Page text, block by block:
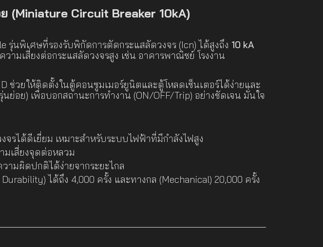
(Miniature Circuit Breaker 10kA)
รุ่นพิเศษที่รองรับพิกัดการตัดกระแสลัดวงจร (Icn) ได้สูงถึง 10 kA
มเสี่ยงต่อกระแสลัดวงจรสูง เช่น อาคารพาณิชย์ โรงงาน
ช่วยให้ติดตั้งในตู้คอนซูมเมอร์ยูนิตและตู้โหลดเซ็นเตอร์ได้ง่ายและ
ย่อย) เพื่อบอกสถานะการทำงาน (ON/OFF/Trip) อย่างชัดเจน มั่นใจ
จรได้ดีเยี่ยม เหมาะสำหรับระบบไฟฟ้าที่มีกำลังไฟสูง
มเสี่ยงจุดต่อหลวม
ามผิดปกติได้ง่ายจากระยะไกล
ได้ถึง 4,000 ครั้ง และทางกล (Mechanical) 20,000 ครั้ง